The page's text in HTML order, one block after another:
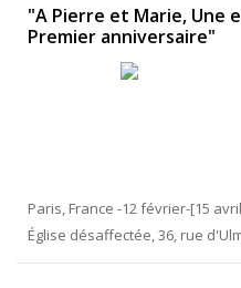
"A Pierre et Marie, Une
Premier anniversaire"
Paris, France -12 février-[15
Église désaffectée, 36, rue